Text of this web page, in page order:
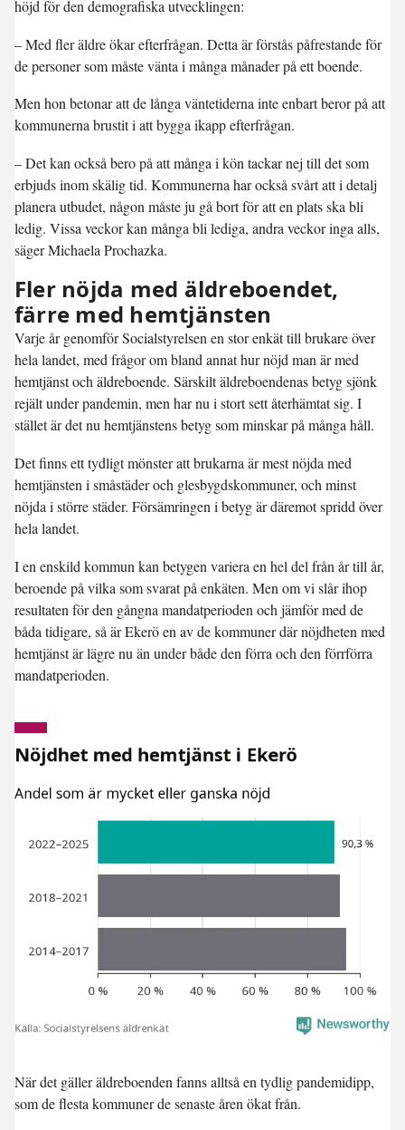
höjd för den demografiska utvecklingen:
– Med fler äldre ökar efterfrågan. Detta är förstås påfrestande för
de personer som måste vänta i många månader på ett boende.
Men hon betonar att de långa väntetiderna inte enbart beror på att
kommunerna brustit i att bygga ikapp efterfrågan.
– Det kan också bero på att många i kön tackar nej till det som
erbjuds inom skälig tid. Kommunerna har också svårt att i detalj
planera utbudet, någon måste ju gå bort för att en plats ska bli
ledig. Vissa veckor kan många bli lediga, andra veckor inga alls,
säger Michaela Prochazka.
Fler nöjda med äldreboendet,
färre med hemtjänsten
Varje år genomför Socialstyrelsen en stor enkät till brukare över
hela landet, med frågor om bland annat hur nöjd man är med
hemtjänst och äldreboende. Särskilt äldreboendenas betyg sjönk
rejält under pandemin, men har nu i stort sett återhämtat sig. I
stället är det nu hemtjänstens betyg som minskar på många håll.
Det finns ett tydligt mönster att brukarna är mest nöjda med
hemtjänsten i småstäder och glesbygdskommuner, och minst
nöjda i större städer. Försämringen i betyg är däremot spridd över
hela landet.
I en enskild kommun kan betygen variera en hel del från år till år,
beroende på vilka som svarat på enkäten. Men om vi slår ihop
resultaten för den gångna mandatperioden och jämför med de
båda tidigare, så är Ekerö en av de kommuner där nöjdheten med
hemtjänst är lägre nu än under både den förra och den förrförra
mandatperioden.
När det gäller äldreboenden fanns alltså en tydlig pandemidipp,
som de flesta kommuner de senaste åren ökat från.